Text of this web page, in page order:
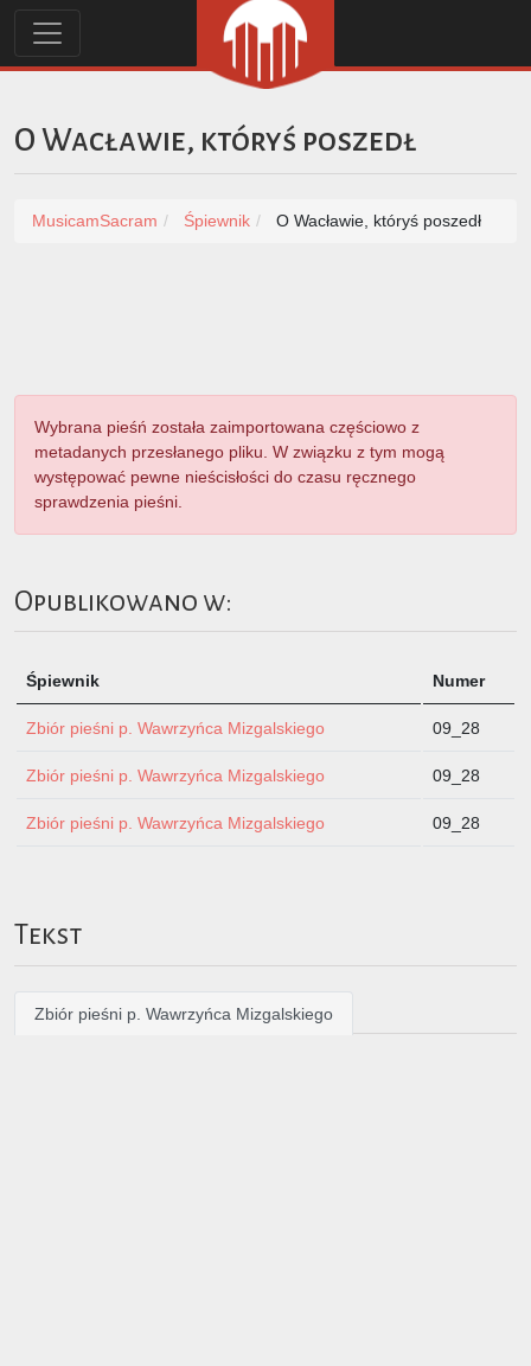
O Wacławie, któryś poszedł
MusicamSacram Śpiewnik O Wacławie, któryś poszedł
Wybrana pieśń została zaimportowana częściowo z
metadanych przesłanego pliku. W związku z tym mogą
występować pewne nieścisłości do czasu ręcznego
sprawdzenia pieśni.
Opublikowano w:
Śpiewnik Numer
Zbiór pieśni p. Wawrzyńca Mizgalskiego 09_28
Zbiór pieśni p. Wawrzyńca Mizgalskiego 09_28
Zbiór pieśni p. Wawrzyńca Mizgalskiego 09_28
Tekst
Zbiór pieśni p. Wawrzyńca Mizgalskiego